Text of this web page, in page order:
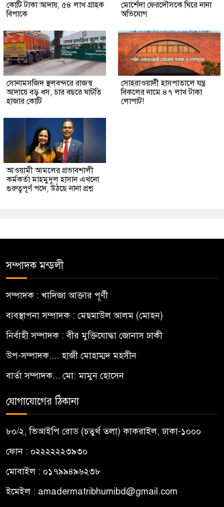
কোটি টাকা আদায়, ৫৪ লাখ গ্রাহক
বিপাকে
মোর্শেদা ফেরদৌসকে ঘিরে নানা
অভিযোগ
সোনামসজিদ স্থলবন্দরে রাজস্ব
আদায়ে বড় ধস, চার বছরে ঘাটতি
হাজার কোটি
সোহরাওয়ার্দী হাসপাতালে যন্ত্র
বিকলের নামে ৪৭ লাখ টাকা
লোপাট!
আওয়ামী আমলের প্রভাবশালী
কর্মকর্তা মাহমুদুল হাসান এখনো
গুরুত্বপূর্ণ পদে, উঠছে নানা প্রশ্ন
সম্পাদক মন্ডলী
সম্পাদক : খাদিজা আক্তার পূর্ণী
ব্যবস্থাপনা সম্পাদক : মেছমাউল আলম (মোহন)
নির্বাহী সম্পাদক : বীর মুক্তিযোদ্ধা জোনাস ঢাকী
উপ-সম্পাদক.... হাজী মোহাম্মদ মহসীন
বার্তা সম্পাদক... মো: মামুন হোসেন
যোগাযোগের ঠিকানা
৮০/২, ভিআইপি রোড (চতুর্থ তলা) কাকরাইল, ঢাকা-১০০০
ফোন : ০২২২২২২৩৯৩০
মোবাইল : ০১৭৯৯৪৯৬২৩৮
ইমেইল : amadermatribhumibd@gmail.com